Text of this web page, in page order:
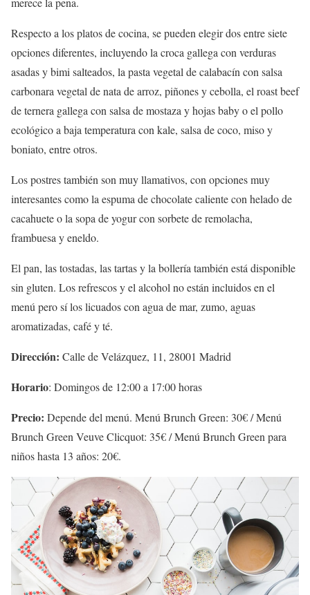
Respecto a los platos de cocina, se pueden elegir dos entre siete
opciones diferentes, incluyendo la croca gallega con verduras
asadas y bimi salteados, la pasta vegetal de calabacín con salsa
carbonara vegetal de nata de arroz, piñones y cebolla, el roast beef
de ternera gallega con salsa de mostaza y hojas baby o el pollo
ecológico a baja temperatura con kale, salsa de coco, miso y
boniato, entre otros.
Los postres también son muy llamativos, con opciones muy
interesantes como la espuma de chocolate caliente con helado de
cacahuete o la sopa de yogur con sorbete de remolacha,
frambuesa y eneldo.
El pan, las tostadas, las tartas y la bollería también está disponible
sin gluten. Los refrescos y el alcohol no están incluidos en el
menú pero sí los licuados con agua de mar, zumo, aguas
aromatizadas, café y té.
Dirección: Calle de Velázquez, 11, 28001 Madrid
Horario: Domingos de 12:00 a 17:00 horas
Precio: Depende del menú. Menú Brunch Green: 30€ / Menú
Brunch Green Veuve Clicquot: 35€ / Menú Brunch Green para
niños hasta 13 años: 20€.